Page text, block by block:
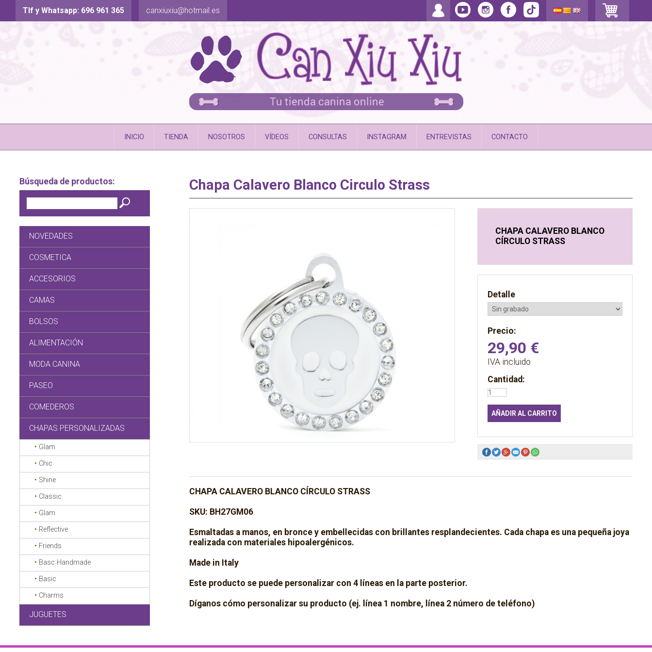
Tlf y Whatsapp: 696 961 365 canxiuxiu@hotmail.es
INICIO TIENDA NOSOTROS VÍDEOS CONSULTAS INSTAGRAM ENTREVISTAS CONTACTO
Búsqueda de productos:
NOVEDADES
COSMETICA
ACCESORIOS
CAMAS
BOLSOS
ALIMENTACIÓN
MODA CANINA
PASEO
COMEDEROS
CHAPAS PERSONALIZADAS
Glam
Chic
Shine
Classic
Glam
Reflective
Friends
Basc Handmade
Basic
Charms
JUGUETES
Chapa Calavero Blanco Circulo Strass
CHAPA CALAVERO BLANCO
CÍRCULO STRASS
Detalle
Precio:
29,90 €
IVA incluido
Cantidad:
CHAPA CALAVERO BLANCO CÍRCULO STRASS
SKU: BH27GM06
Esmaltadas a manos, en bronce y embellecidas con brillantes resplandecientes. Cada chapa es una pequeña joya
realizada con materiales hipoalergénicos.
Made in Italy
Este producto se puede personalizar con 4 líneas en la parte posterior.
Díganos cómo personalizar su producto (ej. línea 1 nombre, línea 2 número de teléfono)